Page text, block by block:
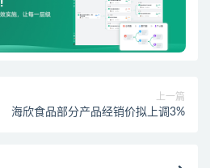
上一篇
海欣食品部分产品经销价拟上调3%